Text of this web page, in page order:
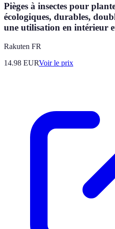
Pièges à insectes pour
écologiques, durables,
une utilisation en intérieur
Rakuten FR
14.98 EURVoir le prix